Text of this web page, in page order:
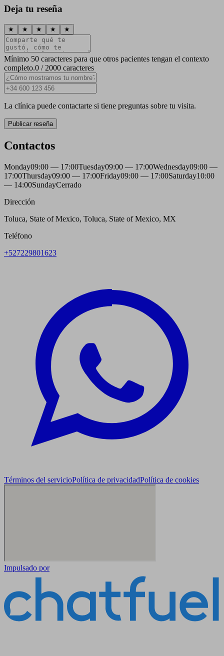
Deja tu reseña
★ ★ ★ ★ ★
Mínimo 50 caracteres para que otros pacientes tengan el contexto
completo.0 / 2000 caracteres
La clínica puede contactarte si tiene preguntas sobre tu visita.
Publicar reseña
Contactos
Monday09:00 — 17:00Tuesday09:00 — 17:00Wednesday09:00 —
17:00Thursday09:00 — 17:00Friday09:00 — 17:00Saturday10:00
— 14:00SundayCerrado
Dirección
Toluca, State of Mexico, Toluca, State of Mexico, MX
Teléfono
+527229801623
Términos del servicioPolítica de privacidadPolítica de cookies
Impulsado por